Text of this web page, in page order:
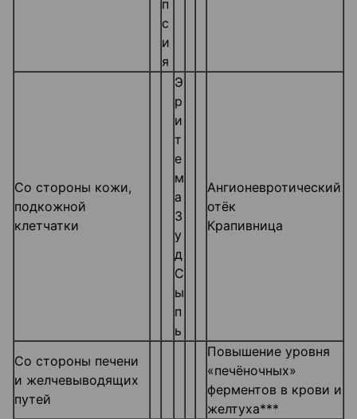
п
с
и
я
Со стороны кожи,
подкожной
клетчатки
Э
р
и
т
е
м
а
З
у
д
С
ы
п
ь
Ангионевротический
отёк
Крапивница
Со стороны печени
и желчевыводящих
путей
Повышение уровня
«печёночных»
ферментов в крови и
желтуха***